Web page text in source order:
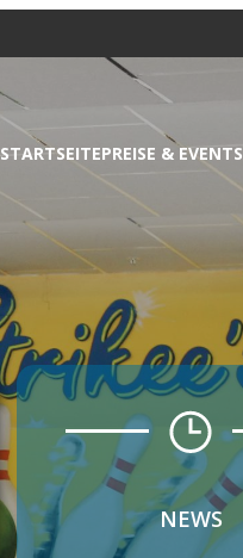
STARTSEITEPREISE & EVENTS
NEWS